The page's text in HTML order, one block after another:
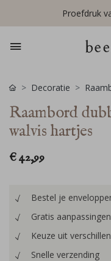
Proefdruk
Decoratie
Raambord
walvis hartjes
€ 42,99
Bestel je
Gratis
Keuze uit
Snelle verzending